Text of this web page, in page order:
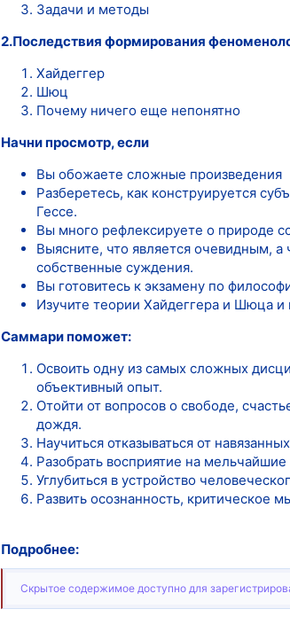
Задачи и методы
2.Последствия формирования
Хайдеггер
Шюц
Почему ничего еще непонятно
Начни просмотр, если
Вы обожаете сложные произведения
Разберетесь, как конструируется
Гессе.
Вы много рефлексируете о природе
Выясните, что является очевидным, а
собственные суждения.
Вы готовитесь к экзамену по
Изучите теории Хайдеггера и Шюца и
Саммари поможет:
Освоить одну из самых сложных
объективный опыт.
Отойти от вопросов о свободе,
дождя.
Научиться отказываться от
Разобрать восприятие на
Углубиться в устройство
Развить осознанность, критическое
Подробнее:
Скрытое содержимое доступно для